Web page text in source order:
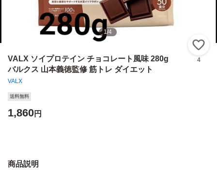
1/4
VALX ソイプロテイン チョコレート風味 280g
バルクス 山本義徳監修 筋トレ ダイエット
VALX
4
送料無料
1,860円
商品説明